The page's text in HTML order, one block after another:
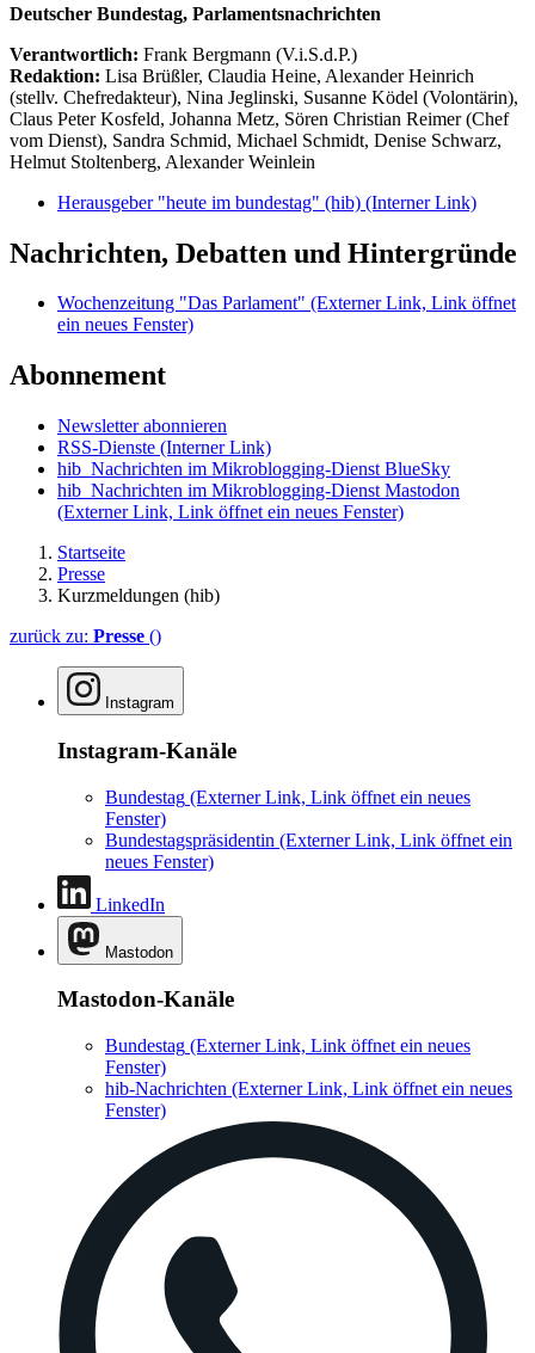
Deutscher Bundestag, Parlamentsnachrichten
Verantwortlich: Frank Bergmann (V.i.S.d.P.)
Redaktion: Lisa Brüßler, Claudia Heine, Alexander Heinrich
(stellv. Chefredakteur), Nina Jeglinski, Susanne Ködel (Volontärin),
Claus Peter Kosfeld, Johanna Metz, Sören Christian Reimer (Chef
vom Dienst), Sandra Schmid, Michael Schmidt, Denise Schwarz,
Helmut Stoltenberg, Alexander Weinlein
Herausgeber "heute im bundestag" (hib) (Interner Link)
Nachrichten, Debatten und Hintergründe
Wochenzeitung "Das Parlament" (Externer Link, Link öffnet
ein neues Fenster)
Abonnement
Newsletter abonnieren
RSS-Dienste (Interner Link)
hib_Nachrichten im Mikroblogging-Dienst BlueSky
hib_Nachrichten im Mikroblogging-Dienst Mastodon
(Externer Link, Link öffnet ein neues Fenster)
Startseite
Presse
Kurzmeldungen (hib)
zurück zu: Presse ()
Instagram
Instagram-Kanäle
Bundestag (Externer Link, Link öffnet ein neues
Fenster)
Bundestagspräsidentin (Externer Link, Link öffnet ein
neues Fenster)
LinkedIn
Mastodon
Mastodon-Kanäle
Bundestag (Externer Link, Link öffnet ein neues
Fenster)
hib-Nachrichten (Externer Link, Link öffnet ein neues
Fenster)